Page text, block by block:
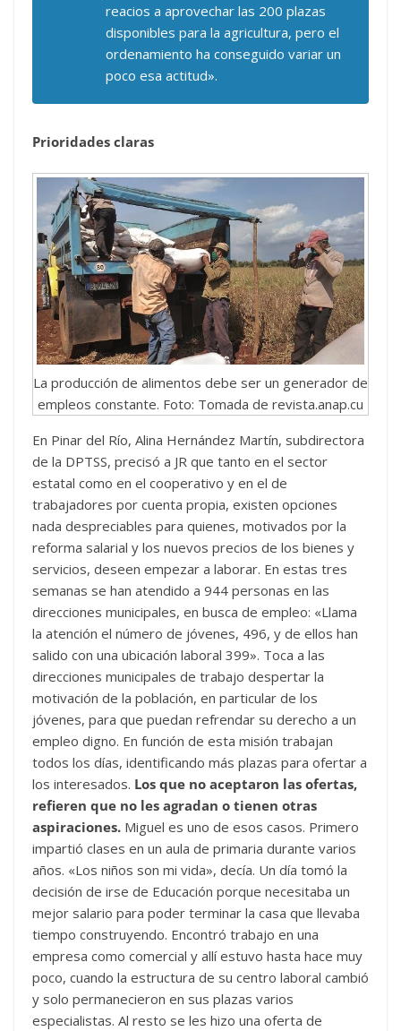
reacios a aprovechar las 200 plazas
disponibles para la agricultura, pero el
ordenamiento ha conseguido variar un
poco esa actitud».
Prioridades claras
La producción de alimentos debe ser un generador de
empleos constante. Foto: Tomada de revista.anap.cu
En Pinar del Río, Alina Hernández Martín, subdirectora
de la DPTSS, precisó a JR que tanto en el sector
estatal como en el cooperativo y en el de
trabajadores por cuenta propia, existen opciones
nada despreciables para quienes, motivados por la
reforma salarial y los nuevos precios de los bienes y
servicios, deseen empezar a laborar. En estas tres
semanas se han atendido a 944 personas en las
direcciones municipales, en busca de empleo: «Llama
la atención el número de jóvenes, 496, y de ellos han
salido con una ubicación laboral 399». Toca a las
direcciones municipales de trabajo despertar la
motivación de la población, en particular de los
jóvenes, para que puedan refrendar su derecho a un
empleo digno. En función de esta misión trabajan
todos los días, identificando más plazas para ofertar a
los interesados. Los que no aceptaron las ofertas,
refieren que no les agradan o tienen otras
aspiraciones. Miguel es uno de esos casos. Primero
impartió clases en un aula de primaria durante varios
años. «Los niños son mi vida», decía. Un día tomó la
decisión de irse de Educación porque necesitaba un
mejor salario para poder terminar la casa que llevaba
tiempo construyendo. Encontró trabajo en una
empresa como comercial y allí estuvo hasta hace muy
poco, cuando la estructura de su centro laboral cambió
y solo permanecieron en sus plazas varios
especialistas. Al resto se les hizo una oferta de